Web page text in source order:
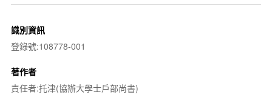
識別資訊
登錄號:108778-001
著作者
責任者:托津(協辦大學士戶部尚書)